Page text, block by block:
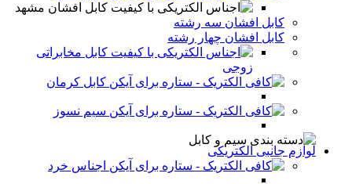
کابل افشان مشهد
کابل افشان سه رشته
کابل افشان چهار رشته
کابل مخابراتی
زوجی
کابل کرمان
سیم نسوز
لوازم جانبی الکتریکی
اجناس خرد